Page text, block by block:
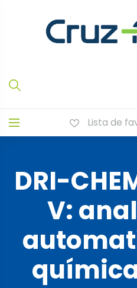
Lista de
DRI-
V: